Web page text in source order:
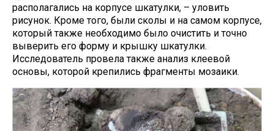
располагались на корпусе шкатулки, – уловить
рисунок. Кроме того, были сколы и на самом корпусе,
который также необходимо было очистить и точно
выверить его форму и крышку шкатулки.
Исследователь провела также анализ клеевой
основы, которой крепились фрагменты мозаики.